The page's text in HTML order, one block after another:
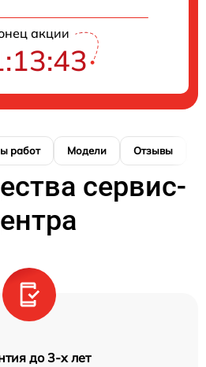
акции
работ Модели Отзывы
сервис-
до 3-х лет